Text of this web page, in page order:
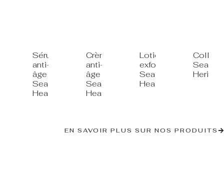
Sérum
anti-
âge
Sea
Healer®
Crème
anti-
âge
Sea
Healer®
Lotion
exfoliante
Sea
Healer®
Sea
EN SAVOIR PLUS SUR NOS PRODUITS